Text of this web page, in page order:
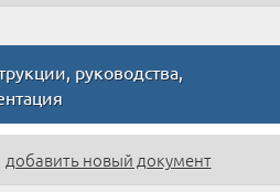
руководства,
добавить новый документ